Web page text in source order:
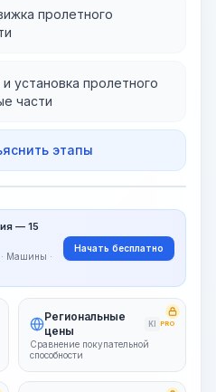
пролетного
установка пролетного
части
этапы
— 15
· Машины ·
Начать бесплатно
Региональные
цены
KI PRO
Сравнение покупательной
способности